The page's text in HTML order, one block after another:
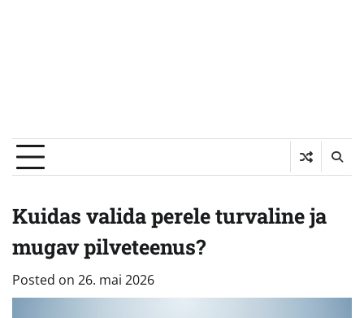
Kuidas valida perele turvaline ja
mugav pilveteenus?
Posted on 26. mai 2026